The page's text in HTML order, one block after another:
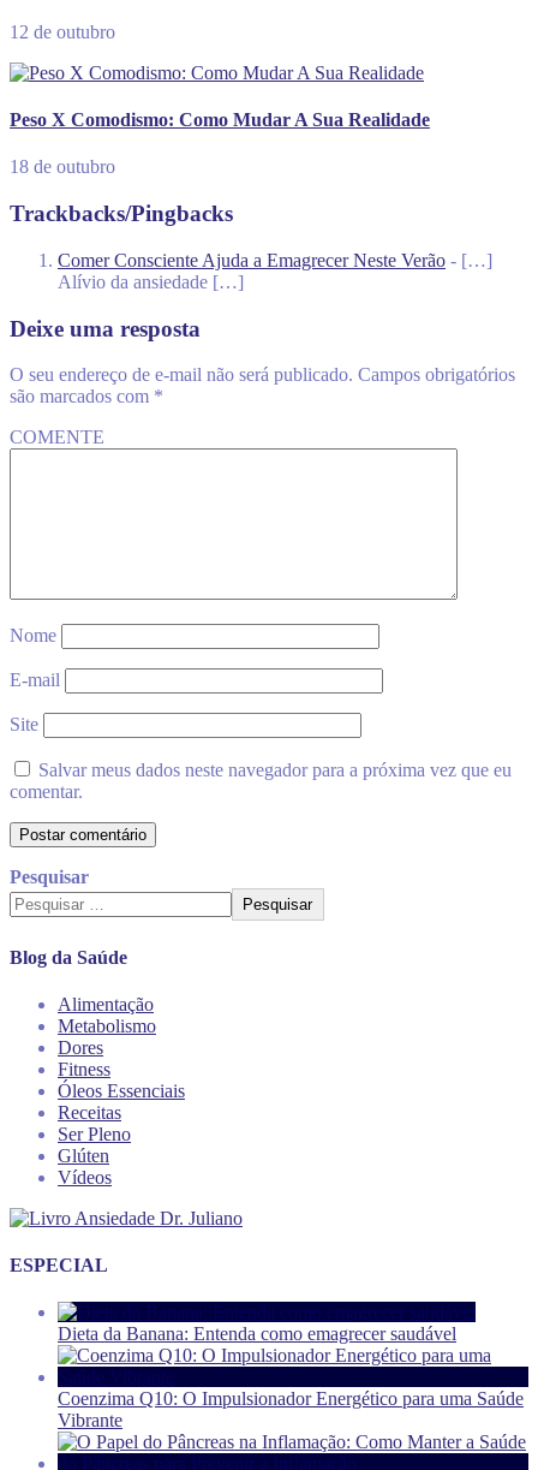
12 de outubro
Peso X Comodismo: Como Mudar A Sua Realidade
18 de outubro
Trackbacks/Pingbacks
Comer Consciente Ajuda a Emagrecer Neste Verão - […]
Alívio da ansiedade […]
Deixe uma resposta
O seu endereço de e-mail não será publicado. Campos obrigatórios
são marcados com *
COMENTE
Nome
E-mail
Site
Salvar meus dados neste navegador para a próxima vez que eu
comentar.
Pesquisar
Pesquisar
Blog da Saúde
Alimentação
Metabolismo
Dores
Fitness
Óleos Essenciais
Receitas
Ser Pleno
Glúten
Vídeos
ESPECIAL
Dieta da Banana: Entenda como emagrecer saudável
Coenzima Q10: O Impulsionador Energético para uma Saúde
Vibrante